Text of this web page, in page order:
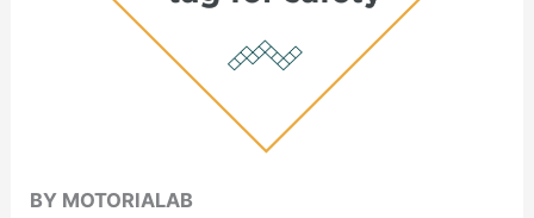
BY MOTORIALAB